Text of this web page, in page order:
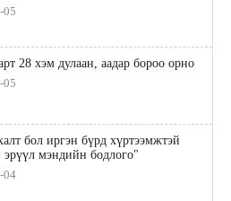
05
28 хэм дулаан, аадар бороо орно
05
бол иргэн бүрд хүртээмжтэй
мэндийн бодлого"
04